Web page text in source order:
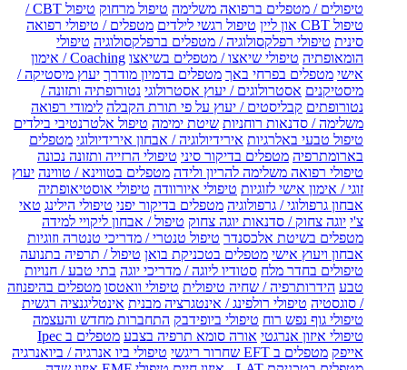
טיפולים / מטפלים ברפואה משלימה טיפול מרחוק
טיפול CBT /
טיפול CBT און ליין
טיפול רגשי לילדים מטפלים / טיפולי רפואה
סינית טיפולי רפלקסולוגיה / מטפלים ברפלקסולוגיה טיפולי
הומאופתיה טיפולי שיאצו / מטפלים בשיאצו
Coaching / אימון
אישי מטפלים בפרחי באך מטפלים בדמיון מודרך יעוץ מיסטיקה /
מיסטיקנים אסטרולוגים / יעוץ אסטרולוגי נטורופתיה ותזונה /
נטורופתים קבליסטים / יעוץ על פי תורת הקבלה לימודי רפואה
משלימה / סדנאות רוחניות שיטת ימימה טיפול אלטרנטיבי בילדים
טיפול טבעי באלרגיות אירידיולוגיה / אבחון אירידיולוגי מטפלים
בארומתרפיה מטפלים בדיקור סיני טיפולי הרזייה ותזונה נכונה
טיפולי רפואה משלימה להריון ולידה מטפלים בטווינא / טווינה יעוץ
זוגי / אימון אישי לזוגיות טיפולי איורוודה טיפולי אוסטיאופתיה
אבחון גרפולוגי / גרפולוגיה מטפלים בדיקור יפני טיפולי הילינג טאי
צ'י יוגה צחוק / סדנאות יוגה צחוק טיפול / אבחון ליקויי למידה
מטפלים בשיטת אלכסנדר טיפול טנטרי / מדריכי טנטרה וזוגיות
אבחון ויעוץ אישי מטפלים בטכניקת בואן טיפול / תרפיה בתנועה
טיפולים בחדר מלח סטודיו ליוגה / מדריכי יוגה בתי טבע / חנויות
טבע הידרותרפיה / שחיה טיפולית טיפולי וואטסו מטפלים בהיפנוזה
/ סוגסטיה טיפולי רולפינג / אינטגרציה מבנית אינטליגנציה רגשית
טיפולי גוף נפש רוח טיפולי ביופידבק התחברות מחדש והעצמה
טיפולי איזון אנרגטי אורה סומא תרפיה בצבע
מטפלים ב Ipec
אייפק מטפלים ב EFT שחרור ריגשי
טיפולי ביו אנרגיה / ביואנרגיה